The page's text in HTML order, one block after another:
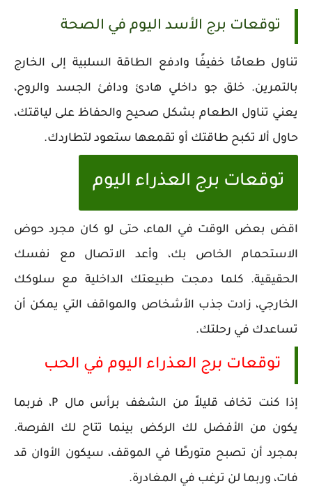
توقعات برج الأسد اليوم في الصحة
تناول طعامًا خفيفًا وادفع الطاقة السلبية إلى الخارج
بالتمرين. خلق جو داخلي هادئ ودافئ الجسد والروح،
يعني تناول الطعام بشكل صحيح والحفاظ على لياقتك،
حاول ألا تكبح طاقتك أو تقمعها ستعود لتطاردك.
توقعات برج العذراء اليوم
اقض بعض الوقت في الماء، حتى لو كان مجرد حوض
الاستحمام الخاص بك، وأعد الاتصال مع نفسك
الحقيقية. كلما دمجت طبيعتك الداخلية مع سلوكك
الخارجي، زادت جذب الأشخاص والمواقف التي يمكن أن
تساعدك في رحلتك.
توقعات برج العذراء اليوم في الحب
إذا كنت تخاف قليلاً من الشغف برأس مال P، فربما
يكون من الأفضل لك الركض بينما تتاح لك الفرصة.
بمجرد أن تصبح متورطًا في الموقف، سيكون الأوان قد
فات، وربما لن ترغب في المغادرة.